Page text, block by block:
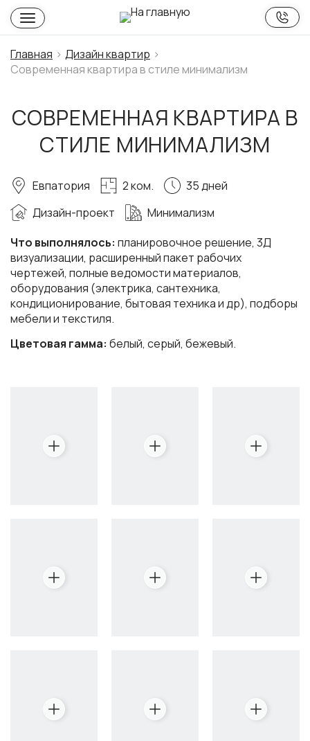
Главная
Дизайн квартир
Современная квартира в стиле минимализм
СОВРЕМЕННАЯ КВАРТИРА В
СТИЛЕ МИНИМАЛИЗМ
Что выполнялось: планировочное решение, 3Д
визуализации, расширенный пакет рабочих
чертежей, полные ведомости материалов,
оборудования (электрика, сантехника,
кондиционирование, бытовая техника и др), подборы
мебели и текстиля.
Цветовая гамма: белый, серый, бежевый.
Евпатория 2 ком.
35 дней
Дизайн-проект
Минимализм